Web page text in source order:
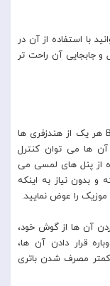
با استفاده از آن در
جابجایی آن راحت تر
در هندزفری بلوتوث بیسوس Baseus Encok W05 هر یک از هندزفری ها
آن ها می توان کنترل
از پنل های لمسی می
و بدون نیاز به اینکه
را عوض نمایید.
آن ها از گوش خود،
قرار دادن آن ها،
مصرف شدن باتری